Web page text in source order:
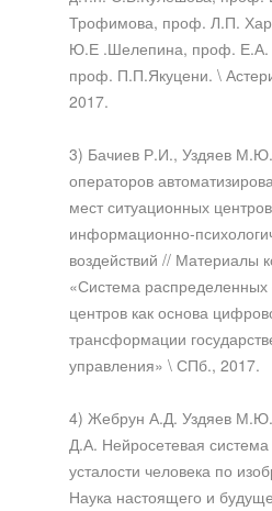
Трофимова, проф. Л.П.
Ю.Е .Шелепина, проф. Е.А.
проф. П.П.Якуцени. \
2017.
3) Бачиев Р.И., Уздяев
операторов
мест ситуационных
информационно-
воздействий // Материалы
«Система распределенных
центров как основа
трансформации
управления» \ СПб., 2017.
4) Жебрун А.Д. Уздяев
Д.А. Нейросетевая система
усталости человека по
Наука настоящего и